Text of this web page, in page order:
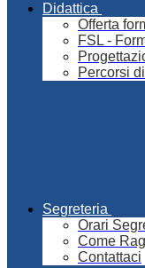
Didattica
Offerta
FSL -
Percorsi
Segreteria
Orari
Come
Contattaci